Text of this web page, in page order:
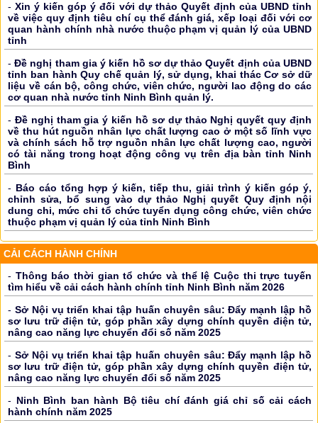
-Xin ý kiến góp ý đối với dự thảo Quyết định của UBND tỉnh
về việc quy định tiêu chí cụ thể đánh giá, xếp loại đối với cơ
quan hành chính nhà nước thuộc phạm vị quản lý của UBND
tỉnh
-Đề nghị tham gia ý kiến hồ sơ dự thảo Quyết định của UBND
tỉnh ban hành Quy chế quản lý, sử dụng, khai thác Cơ sở dữ
liệu về cán bộ, công chức, viên chức, người lao động do các
cơ quan nhà nước tỉnh Ninh Bình quản lý.
- Đề nghị tham gia ý kiến hồ sơ dự thảo Nghị quyết quy định
về thu hút nguồn nhân lực chất lượng cao ở một số lĩnh vực
và chính sách hỗ trợ nguồn nhân lực chất lượng cao, người
có tài năng trong hoạt động công vụ trên địa bàn tỉnh Ninh
Bình
- Báo cáo tổng hợp ý kiến, tiếp thu, giải trình ý kiến góp ý,
chỉnh sửa, bổ sung vào dự thảo Nghị quyết Quy định nội
dung chi, mức chi tổ chức tuyển dụng công chức, viên chức
thuộc phạm vị quản lý của tỉnh Ninh Bình
CẢI CÁCH HÀNH CHÍNH
- Thông báo thời gian tổ chức và thể lệ Cuộc thi trực tuyến
tìm hiểu về cải cách hành chính tỉnh Ninh Bình năm 2026
- Sở Nội vụ triển khai tập huấn chuyên sâu: Đẩy mạnh lập hồ
sơ lưu trữ điện tử, góp phần xây dựng chính quyền điện tử,
nâng cao năng lực chuyển đổi số năm 2025
- Sở Nội vụ triển khai tập huấn chuyên sâu: Đẩy mạnh lập hồ
sơ lưu trữ điện tử, góp phần xây dựng chính quyền điện tử,
nâng cao năng lực chuyển đổi số năm 2025
- Ninh Bình ban hành Bộ tiêu chí đánh giá chỉ số cải cách
hành chính năm 2025